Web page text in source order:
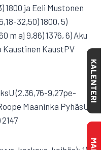
1800 ja Eeli Mustonen
32,50) 1800, 5)
m aj 9,86) 1376, 6) Aku
Kaustinen KaustPV
(2.36,76-9,27pe-
Maaninka PyhäsU
KALENTERI